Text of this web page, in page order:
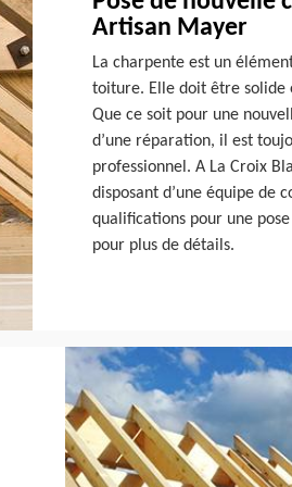
Artisan Mayer
La charpente est un
toiture. Elle doit être solide
Que ce soit pour une
d’une réparation, il est
professionnel. A La Croix
disposant d’une équipe de
qualifications pour une
pour plus de détails.